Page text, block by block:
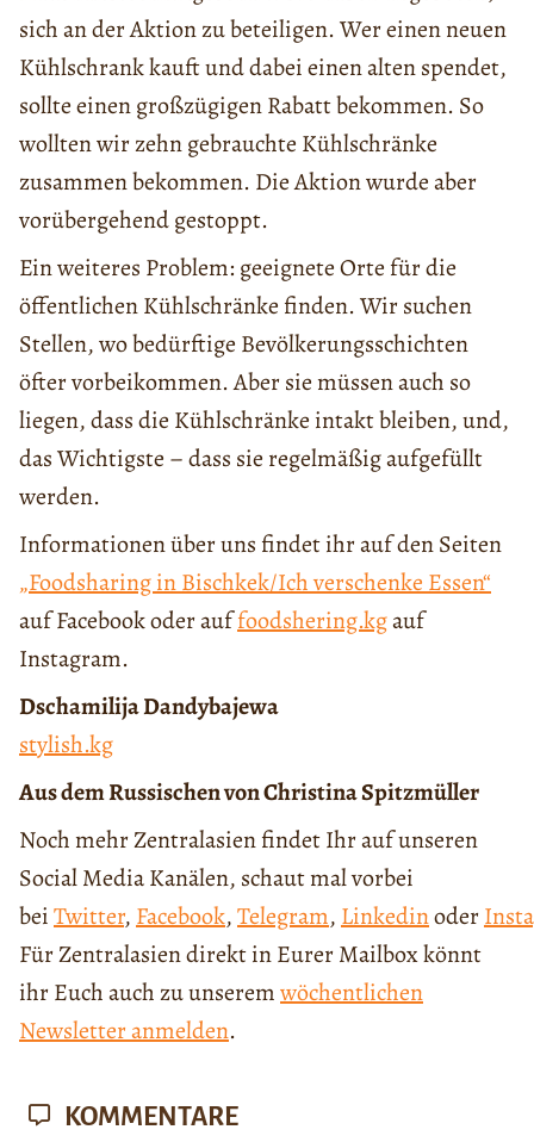
sich an der Aktion zu beteiligen. Wer einen neuen
Kühlschrank kauft und dabei einen alten spendet,
sollte einen großzügigen Rabatt bekommen. So
wollten wir zehn gebrauchte Kühlschränke
zusammen bekommen. Die Aktion wurde aber
vorübergehend gestoppt.
Ein weiteres Problem: geeignete Orte für die
öffentlichen Kühlschränke finden. Wir suchen
Stellen, wo bedürftige Bevölkerungsschichten
öfter vorbeikommen. Aber sie müssen auch so
liegen, dass die Kühlschränke intakt bleiben, und,
das Wichtigste – dass sie regelmäßig aufgefüllt
werden.
Informationen über uns findet ihr auf den Seiten
„Foodsharing in Bischkek/Ich verschenke Essen“
auf Facebook oder auffoodshering.kgauf
Instagram.
Dschamilija Dandybajewa
stylish.kg
Aus dem Russischen von Christina Spitzmüller
Noch mehr Zentralasien findet Ihr auf unseren
Social Media Kanälen, schaut mal vorbei
beiTwitter, Facebook,Telegram, Linkedinoder
Für Zentralasien direkt in Eurer Mailbox könnt
ihr Euch auch zu unseremwöchentlichen
Newsletter anmelden.
KOMMENTARE